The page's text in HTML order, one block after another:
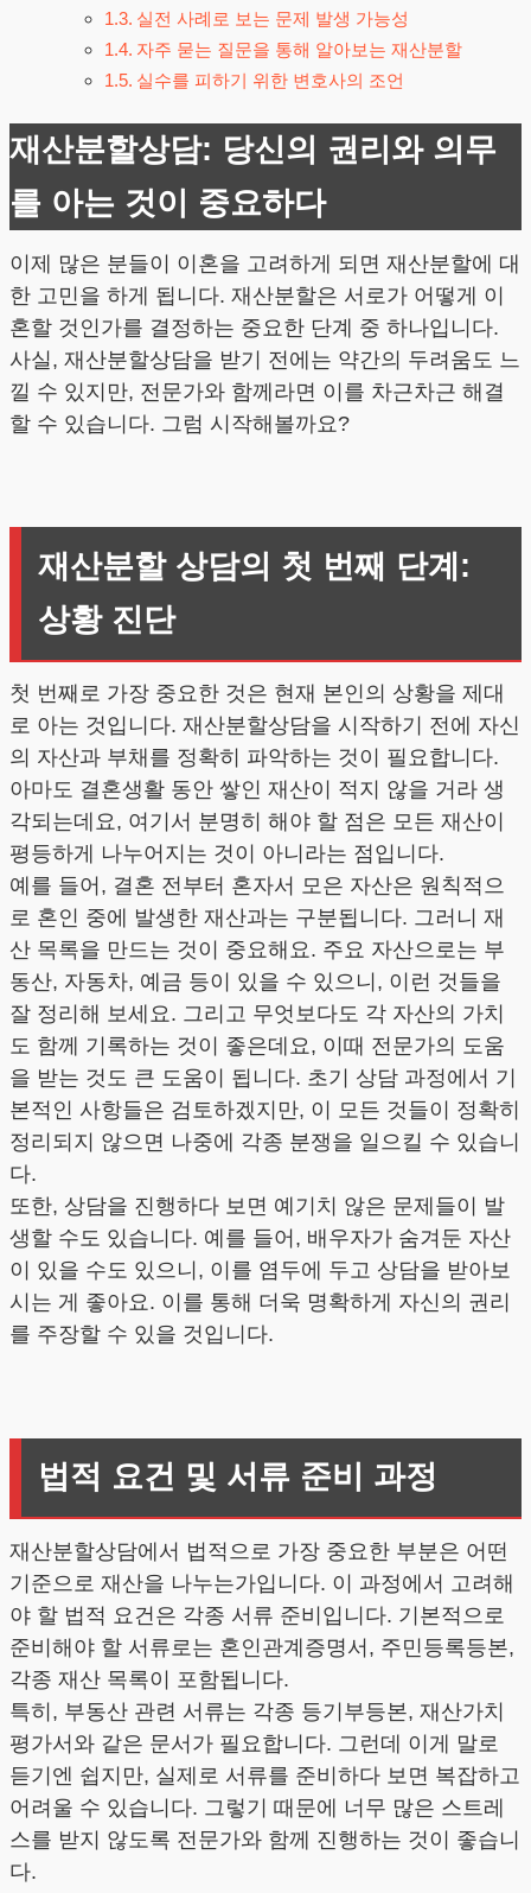
실전 사례로 보는 문제 발생 가능성
자주 묻는 질문을 통해 알아보는 재산분할
실수를 피하기 위한 변호사의 조언
재산분할상담: 당신의 권리와 의무
를 아는 것이 중요하다
이제 많은 분들이 이혼을 고려하게 되면 재산분할에 대
한 고민을 하게 됩니다. 재산분할은 서로가 어떻게 이
혼할 것인가를 결정하는 중요한 단계 중 하나입니다.
사실, 재산분할상담을 받기 전에는 약간의 두려움도 느
낄 수 있지만, 전문가와 함께라면 이를 차근차근 해결
할 수 있습니다. 그럼 시작해볼까요?
재산분할 상담의 첫 번째 단계:
상황 진단
첫 번째로 가장 중요한 것은 현재 본인의 상황을 제대
로 아는 것입니다. 재산분할상담을 시작하기 전에 자신
의 자산과 부채를 정확히 파악하는 것이 필요합니다.
아마도 결혼생활 동안 쌓인 재산이 적지 않을 거라 생
각되는데요, 여기서 분명히 해야 할 점은 모든 재산이
평등하게 나누어지는 것이 아니라는 점입니다.
예를 들어, 결혼 전부터 혼자서 모은 자산은 원칙적으
로 혼인 중에 발생한 재산과는 구분됩니다. 그러니 재
산 목록을 만드는 것이 중요해요. 주요 자산으로는 부
동산, 자동차, 예금 등이 있을 수 있으니, 이런 것들을
잘 정리해 보세요. 그리고 무엇보다도 각 자산의 가치
도 함께 기록하는 것이 좋은데요, 이때 전문가의 도움
을 받는 것도 큰 도움이 됩니다. 초기 상담 과정에서 기
본적인 사항들은 검토하겠지만, 이 모든 것들이 정확히
정리되지 않으면 나중에 각종 분쟁을 일으킬 수 있습니
다.
또한, 상담을 진행하다 보면 예기치 않은 문제들이 발
생할 수도 있습니다. 예를 들어, 배우자가 숨겨둔 자산
이 있을 수도 있으니, 이를 염두에 두고 상담을 받아보
시는 게 좋아요. 이를 통해 더욱 명확하게 자신의 권리
를 주장할 수 있을 것입니다.
법적 요건 및 서류 준비 과정
재산분할상담에서 법적으로 가장 중요한 부분은 어떤
기준으로 재산을 나누는가입니다. 이 과정에서 고려해
야 할 법적 요건은 각종 서류 준비입니다. 기본적으로
준비해야 할 서류로는 혼인관계증명서, 주민등록등본,
각종 재산 목록이 포함됩니다.
특히, 부동산 관련 서류는 각종 등기부등본, 재산가치
평가서와 같은 문서가 필요합니다. 그런데 이게 말로
듣기엔 쉽지만, 실제로 서류를 준비하다 보면 복잡하고
어려울 수 있습니다. 그렇기 때문에 너무 많은 스트레
스를 받지 않도록 전문가와 함께 진행하는 것이 좋습니
다.